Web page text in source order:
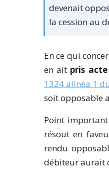
devenait
la cession au
En ce qui
en ait pris acte
1324 alinéa 1
soit opposable
Point important
résout en
rendu
débiteur aurait